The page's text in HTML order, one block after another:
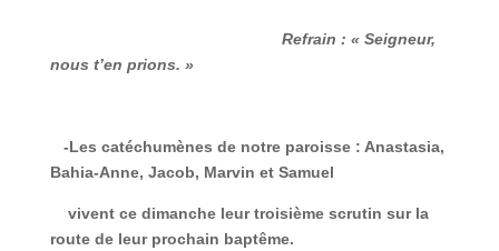
Refrain : « Seigneur,
nous t’en prions. »
-Les catéchumènes de notre paroisse : Anastasia,
Bahia-Anne, Jacob, Marvin et Samuel
vivent ce dimanche leur troisième scrutin sur la
route de leur prochain baptême.